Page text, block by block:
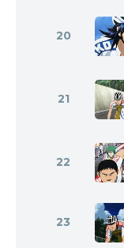
20
21
22
23